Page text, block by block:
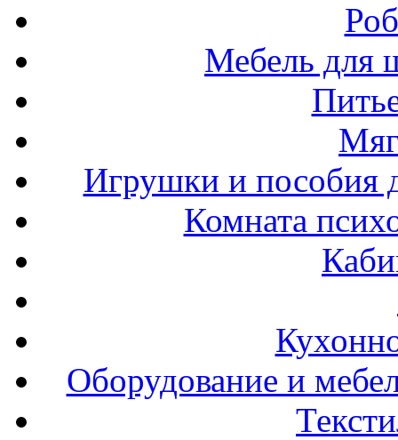
Мебель для
Игрушки и пособия
Комната
Оборудование и